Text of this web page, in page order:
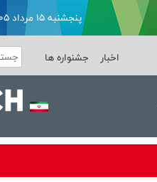
پنجشنبه ۱۵ مرداد ۱۴۰۵ | Thursday 6 August 2026
اخبار جشنواره ها